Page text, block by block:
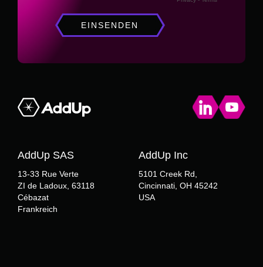
AddUp SAS
13-33 Rue Verte
ZI de Ladoux, 63118
Cébazat
Frankreich
AddUp Inc
5101 Creek Rd,
Cincinnati, OH 45242
USA